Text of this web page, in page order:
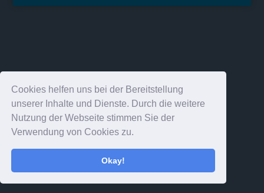
Cookies helfen uns bei der Bereitstellung
unserer Inhalte und Dienste. Durch die weitere
Nutzung der Webseite stimmen Sie der
Verwendung von Cookies zu.
Okay!